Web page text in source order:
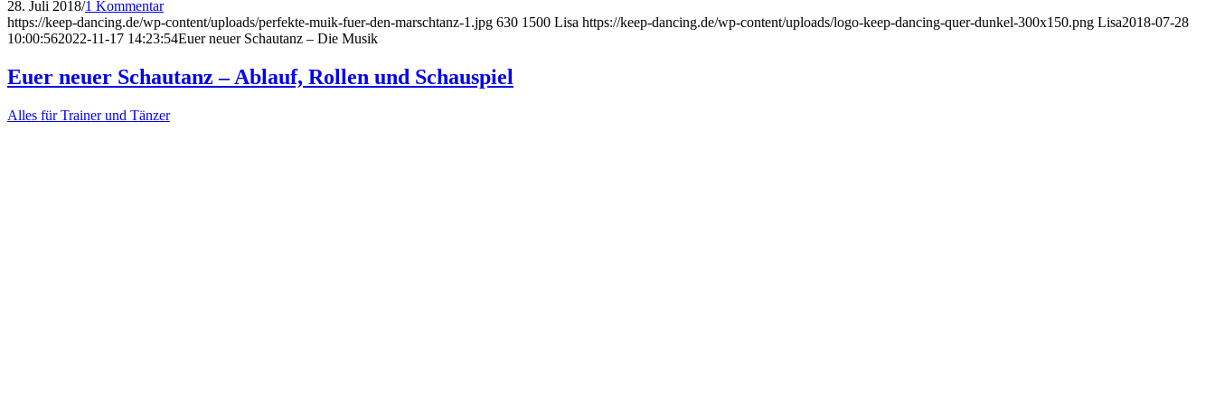
28. Juli 2018/1 Kommentar
https://keep-dancing.de/wp-content/uploads/perfekte-muik-fuer-den-marschtanz-1.jpg 630 1500 Lisa https://keep-dancing.de/wp-content/uploads/logo-keep-dancing-quer-dunkel-300x150.png Lisa2018-07-28
10:00:562022-11-17 14:23:54Euer neuer Schautanz – Die Musik
Euer neuer Schautanz – Ablauf, Rollen und Schauspiel
Alles für Trainer und Tänzer